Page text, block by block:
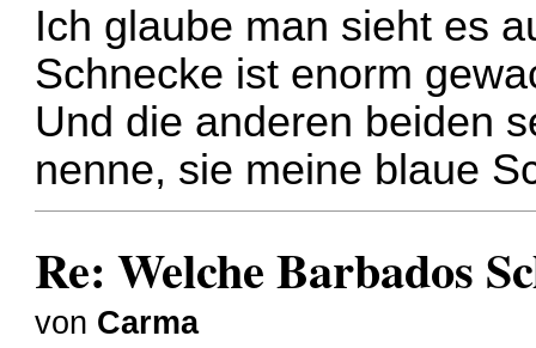
Ich glaube man sieht es
Schnecke ist enorm
Und die anderen beiden
nenne, sie meine blaue
Re: Welche Barbados
von Carma